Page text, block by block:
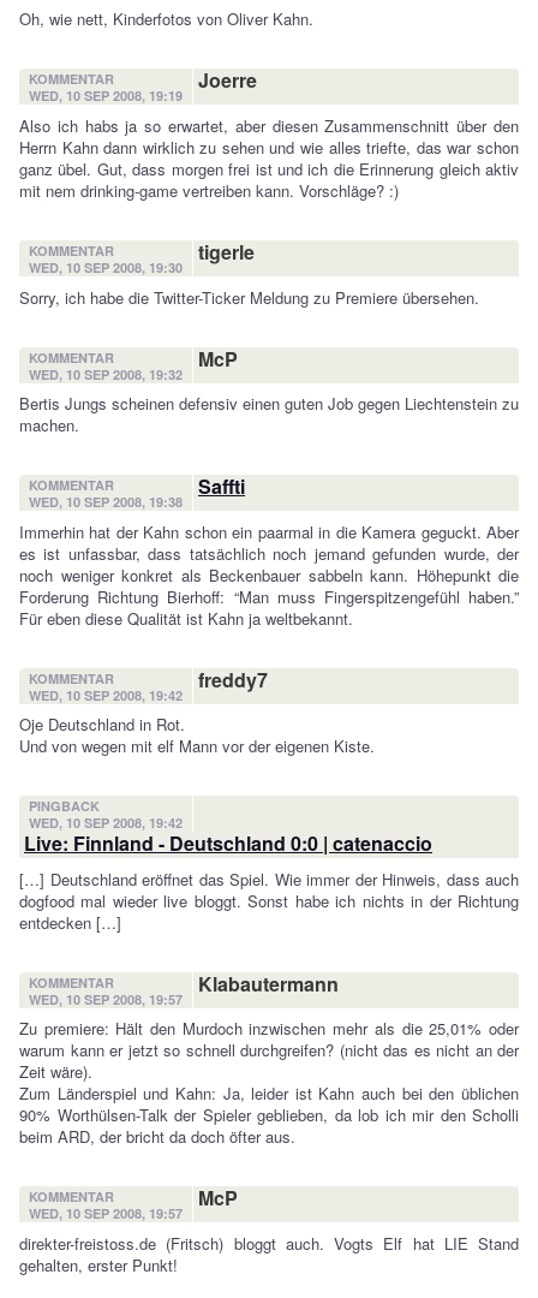
Oh, wie nett, Kinderfotos von Oliver Kahn.
KOMMENTAR
WED, 10 SEP 2008, 19:19
Joerre
Also ich habs ja so erwartet, aber diesen Zusammenschnitt über den
Herrn Kahn dann wirklich zu sehen und wie alles triefte, das war schon
ganz übel. Gut, dass morgen frei ist und ich die Erinnerung gleich aktiv
mit nem drinking-game vertreiben kann. Vorschläge? :)
KOMMENTAR
WED, 10 SEP 2008, 19:30
tigerle
Sorry, ich habe die Twitter-Ticker Meldung zu Premiere übersehen.
KOMMENTAR
WED, 10 SEP 2008, 19:32
McP
Bertis Jungs scheinen defensiv einen guten Job gegen Liechtenstein zu
machen.
KOMMENTAR
WED, 10 SEP 2008, 19:38
Saffti
Immerhin hat der Kahn schon ein paarmal in die Kamera geguckt. Aber
es ist unfassbar, dass tatsächlich noch jemand gefunden wurde, der
noch weniger konkret als Beckenbauer sabbeln kann. Höhepunkt die
Forderung Richtung Bierhoff: “Man muss Fingerspitzengefühl haben.”
Für eben diese Qualität ist Kahn ja weltbekannt.
KOMMENTAR
WED, 10 SEP 2008, 19:42
freddy7
Oje Deutschland in Rot.
Und von wegen mit elf Mann vor der eigenen Kiste.
PINGBACK
WED, 10 SEP 2008, 19:42
Live: Finnland - Deutschland 0:0 | catenaccio
[…] Deutschland eröffnet das Spiel. Wie immer der Hinweis, dass auch
dogfood mal wieder live bloggt. Sonst habe ich nichts in der Richtung
entdecken […]
KOMMENTAR
WED, 10 SEP 2008, 19:57
Klabautermann
Zu premiere: Hält den Murdoch inzwischen mehr als die 25,01% oder
warum kann er jetzt so schnell durchgreifen? (nicht das es nicht an der
Zeit wäre).
Zum Länderspiel und Kahn: Ja, leider ist Kahn auch bei den üblichen
90% Worthülsen-Talk der Spieler geblieben, da lob ich mir den Scholli
beim ARD, der bricht da doch öfter aus.
KOMMENTAR
WED, 10 SEP 2008, 19:57
McP
direkter-freistoss.de (Fritsch) bloggt auch. Vogts Elf hat LIE Stand
gehalten, erster Punkt!